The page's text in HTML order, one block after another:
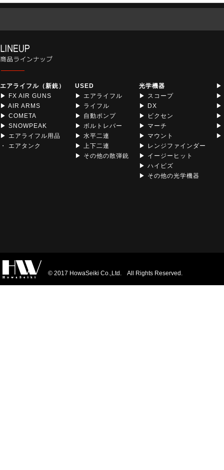
エアライフル（新銃）
▶ FX AIR GUNS
▶ AIR ARMS
▶ COMETA
▶ SNOWPEAK
▶ エアライフル用品
・ エアタンク
USED
▶ エアライフル
▶ ライフル
▶ 自動ポンプ
▶ ボルトレバー
▶ 水平二連
▶ 上下二連
▶ その他の散弾銃
光学機器
▶ スコープ
▶ DX
▶ ビクセン
▶ マーチ
▶ マウント
▶ レンジファインダー
▶ イージーヒット
▶ ハイビズ
▶ その他の光学機器
▶
▶
▶
▶
▶
▶
© 2017 HowaSeiki Co.,Ltd. All Rights Reserved.